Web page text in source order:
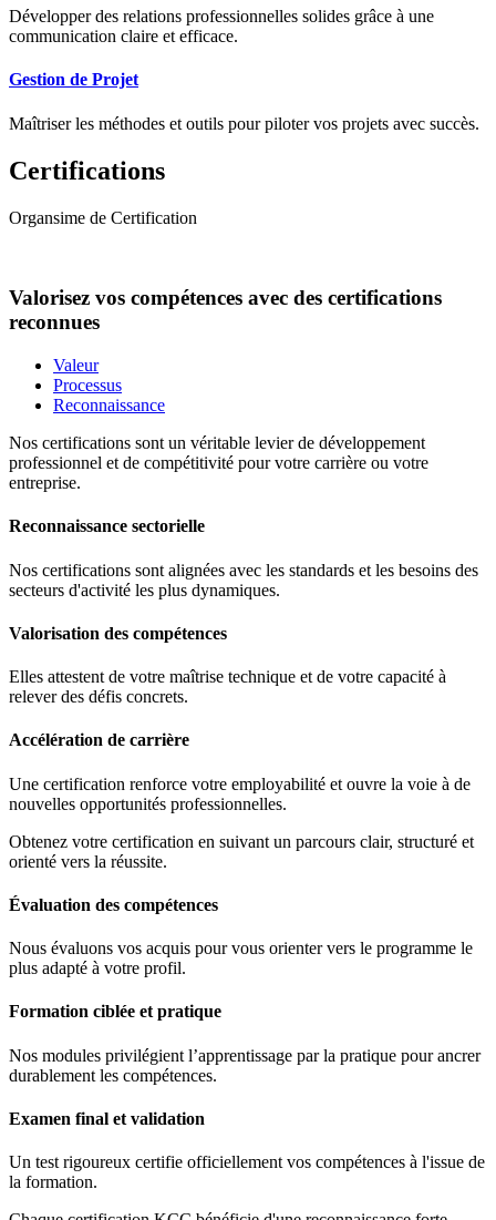
Développer des relations professionnelles solides grâce à une
communication claire et efficace.
Gestion de Projet
Maîtriser les méthodes et outils pour piloter vos projets avec succès.
Certifications
Organsime de Certification
Valorisez vos compétences avec des certifications
reconnues
Valeur
Processus
Reconnaissance
Nos certifications sont un véritable levier de développement
professionnel et de compétitivité pour votre carrière ou votre
entreprise.
Reconnaissance sectorielle
Nos certifications sont alignées avec les standards et les besoins des
secteurs d'activité les plus dynamiques.
Valorisation des compétences
Elles attestent de votre maîtrise technique et de votre capacité à
relever des défis concrets.
Accélération de carrière
Une certification renforce votre employabilité et ouvre la voie à de
nouvelles opportunités professionnelles.
Obtenez votre certification en suivant un parcours clair, structuré et
orienté vers la réussite.
Évaluation des compétences
Nous évaluons vos acquis pour vous orienter vers le programme le
plus adapté à votre profil.
Formation ciblée et pratique
Nos modules privilégient l’apprentissage par la pratique pour ancrer
durablement les compétences.
Examen final et validation
Un test rigoureux certifie officiellement vos compétences à l'issue de
la formation.